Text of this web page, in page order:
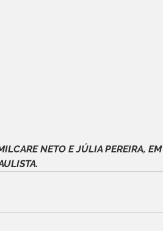
NETO E JÚLIA PEREIRA, EM